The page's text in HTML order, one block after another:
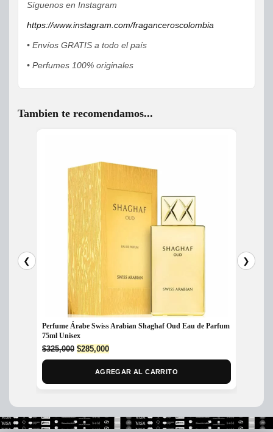
Síguenos en Instagram
https://www.instagram.com/fraganceroscolombia
• Envíos GRATIS a todo el país
• Perfumes 100% originales
Tambien te recomendamos...
❮
Perfume Árabe Swiss Arabian Shaghaf Oud Eau de Parfum
75ml Unisex
$325,000 Original
price
$285,000Current
price
is:
AGREGAR AL CARRITO
❯